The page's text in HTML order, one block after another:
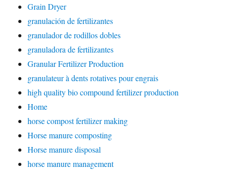
Grain Dryer
granulación de fertilizantes
granulador de rodillos dobles
granuladora de fertilizantes
Granular Fertilizer Production
granulateur à dents rotatives pour engrais
high quality bio compound fertilizer production
Home
horse compost fertilizer making
Horse manure composting
Horse manure disposal
horse manure management